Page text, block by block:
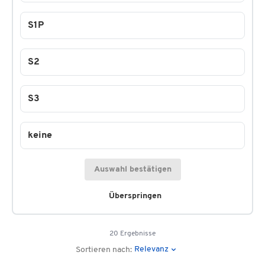
Überspringen
S1P
S2
S3
keine
Auswahl bestätigen
20 Ergebnisse
Sortieren nach: Relevanz